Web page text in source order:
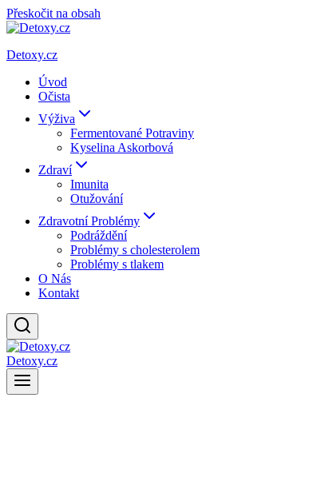
Přeskočit na obsah
Detoxy.cz
Úvod
Očista
Výživa
Fermentované Potraviny
Kyselina Askorbová
Zdraví
Imunita
Otužování
Zdravotní Problémy
Podráždění
Problémy s cholesterolem
Problémy s tlakem
O Nás
Kontakt
Detoxy.cz